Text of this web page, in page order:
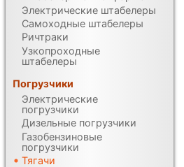
Электрические штабелеры
Самоходные штабелеры
Ричтраки
Узкопроходные
штабелеры
Погрузчики
Электрические
погрузчики
Дизельные погрузчики
Газобензиновые
погрузчики
Тягачи